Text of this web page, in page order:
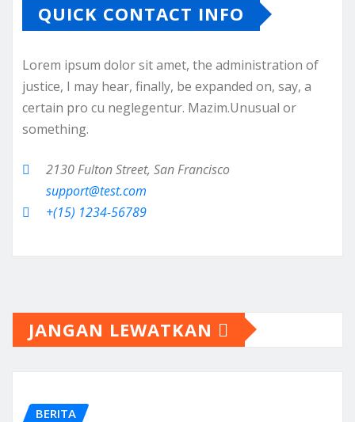
QUICK CONTACT INFO
Lorem ipsum dolor sit amet, the administration of
justice, I may hear, finally, be expanded on, say, a
certain pro cu neglegentur. Mazim.Unusual or
something.
2130 Fulton Street, San Francisco
support@test.com
+(15) 1234-56789
JANGAN LEWATKAN
BERITA